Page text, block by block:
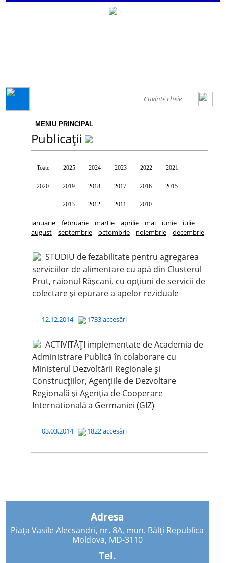
MENIU PRINCIPAL
Publicații
Toate 2025 2024 2023 2022 2021
2020 2019 2018 2017 2016 2015
2013 2012 2011 2010
ianuarie februarie martie aprilie mai iunie
iulie
august
septembrie octombrie noiembrie decembrie
STUDIU de fezabilitate pentru agregarea
serviciilor de alimentare cu apă din Clusterul
Prut, raionul Râșcani, cu opțiuni de servicii de
colectare și epurare a apelor reziduale
12.12.2014 1733 accesări
ACTIVITĂȚI implementate de Academia de
Administrare Publică în colaborare cu
Ministerul Dezvoltării Regionale şi
Construcţiilor, Agențiile de Dezvoltare
Regională și Agenția de Cooperare
Internatională a Germaniei (GIZ)
03.03.2014 1822 accesări
Adresa
Piața Vasile Alecsandri, nr. 8A, mun. Bălți Republica
Moldova, MD-3110
Tel.